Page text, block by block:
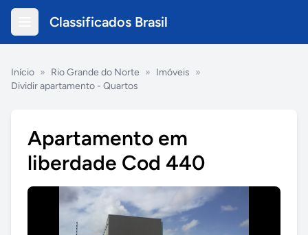
Classificados Brasil
Início » Rio Grande do Norte » Imóveis »
Dividir apartamento - Quartos
Apartamento em
liberdade Cod 440